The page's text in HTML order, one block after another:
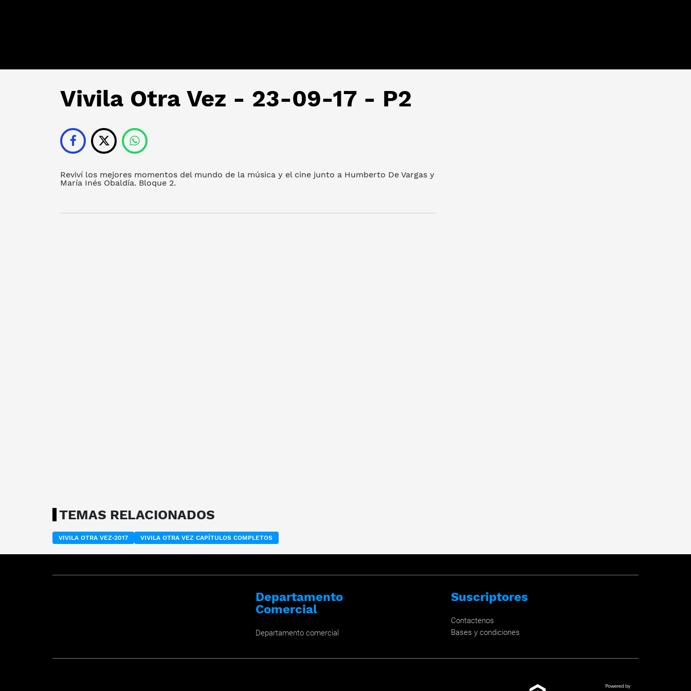
Vivila Otra Vez - 23-09-17 - P2
Reviví los mejores momentos del mundo de la música y el cine junto a Humberto De Vargas y
María Inés Obaldía. Bloque 2.
TEMAS RELACIONADOS
VIVILA OTRA VEZ-2017 VIVILA OTRA VEZ CAPÍTULOS COMPLETOS
Departamento
Comercial
Departamento comercial
Suscriptores
Contactenos
Bases y condiciones